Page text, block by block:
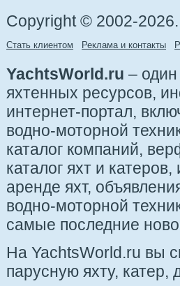
Copyright © 2002-
Стать клиентом Реклама и контакты
YachtsWorld.ru –
яхтенных ресурсов,
интернет-портал,
водно-моторной
каталог компаний,
каталог яхт и
аренде яхт,
водно-моторной
самые последние
На YachtsWorld.ru вы
парусную яхту, катер,